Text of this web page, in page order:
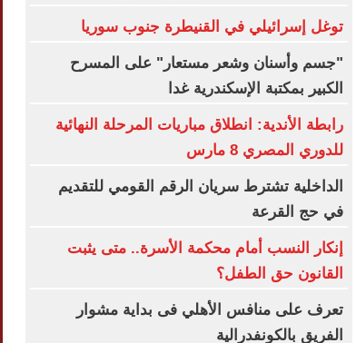
توغل إسرائيلي في القنيطرة جنوب سوريا
"جسم وأسنان وشعر مستعار" على المسرح
الكبير بمكتبة الإسكندرية غدا
رابطة الأندية: انطلاق مباريات المرحلة النهائية
للدوري المصري 8 مارس
الداخلية تشترط سريان الرقم القومي للتقديم
في حج القرعة
إنكار النسب أمام محكمة الأسرة.. متى يثبت
القانون حق الطفل؟
تعرف على منافس الأهلي فى بداية مشوار
الفريق بالكونفدرالية